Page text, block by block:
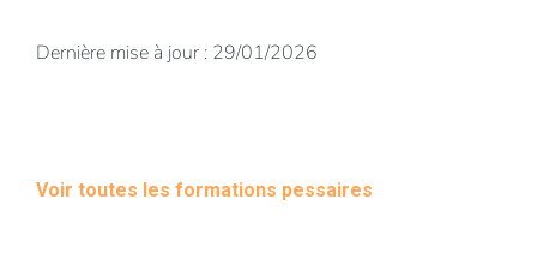
Dernière mise à jour : 29/01/2026
Voir toutes les formations pessaires